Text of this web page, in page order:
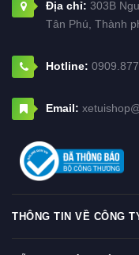
Địa chỉ: 303B
Tân Phú, Thành
Hotline:
Email:
THÔNG TIN VỀ CÔNG